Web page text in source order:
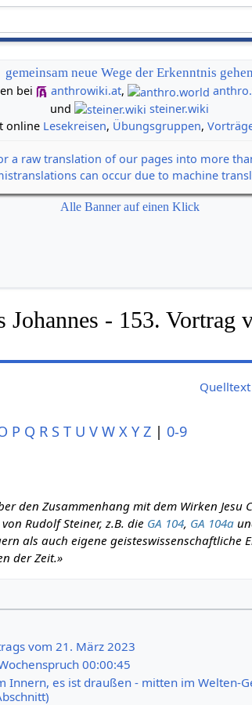
gemeinsam neue Wege der Erkenntnis gehen
bei
anthrowiki.at,
und
steiner.wiki
online Lesekreisen, Übungsgruppen,
a raw translation of our pages into more
can occur due to machine
Alle Banner auf einen Klick
Johannes - 153. Vortrag
P Q R S T U V W X Y Z | 0-9
den Zusammenhang mit dem Wirken Jesu
Rudolf Steiner, z.B. die GA 104, GA 104a
als auch eigene geisteswissenschaftliche
der Zeit.»
vom 21. März 2023
00:00:45
Innern, es ist draußen - mitten im Welten-